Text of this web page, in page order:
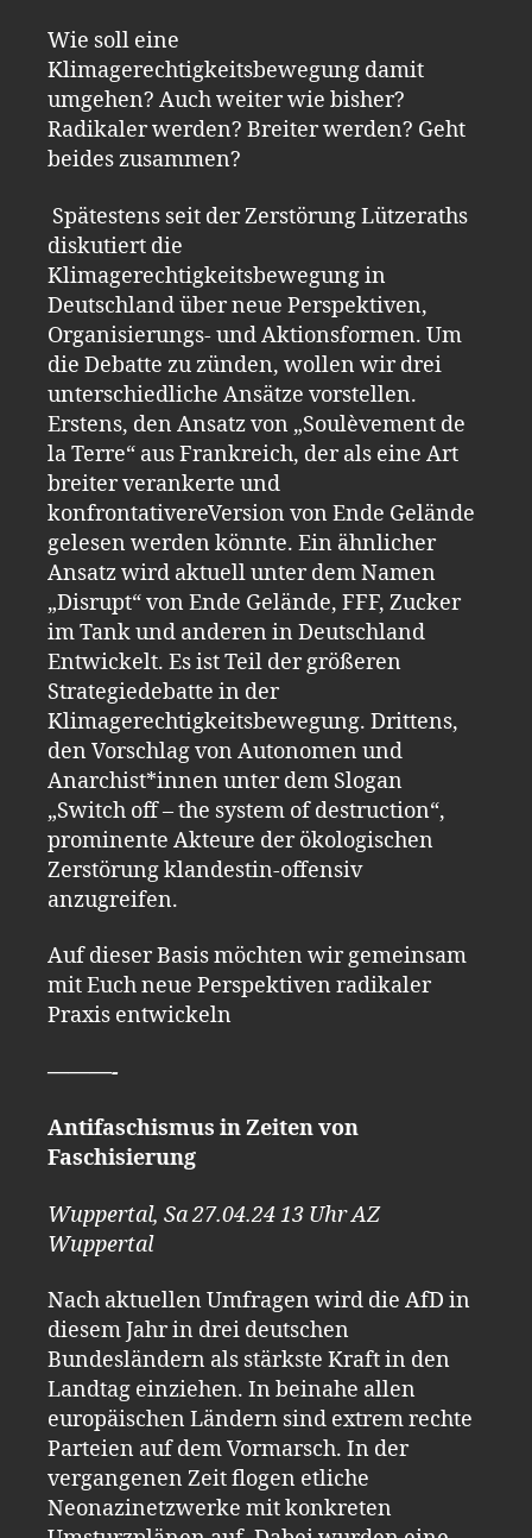
Wie soll eine
Klimagerechtigkeitsbewegung damit
umgehen? Auch weiter wie bisher?
Radikaler werden? Breiter werden? Geht
beides zusammen?
Spätestens seit der Zerstörung Lützeraths
diskutiert die
Klimagerechtigkeitsbewegung in
Deutschland über neue Perspektiven,
Organisierungs- und Aktionsformen. Um
die Debatte zu zünden, wollen wir drei
unterschiedliche Ansätze vorstellen.
Erstens, den Ansatz von „Soulèvement de
la Terre“ aus Frankreich, der als eine Art
breiter verankerte und
konfrontativereVersion von Ende Gelände
gelesen werden könnte. Ein ähnlicher
Ansatz wird aktuell unter dem Namen
„Disrupt“ von Ende Gelände, FFF, Zucker
im Tank und anderen in Deutschland
Entwickelt. Es ist Teil der größeren
Strategiedebatte in der
Klimagerechtigkeitsbewegung. Drittens,
den Vorschlag von Autonomen und
Anarchist*innen unter dem Slogan
„Switch off – the system of destruction“,
prominente Akteure der ökologischen
Zerstörung klandestin-offensiv
anzugreifen.
Auf dieser Basis möchten wir gemeinsam
mit Euch neue Perspektiven radikaler
Praxis entwickeln
———-
Antifaschismus in Zeiten von
Faschisierung
Wuppertal, Sa 27.04.24 13 Uhr AZ
Wuppertal
Nach aktuellen Umfragen wird die AfD in
diesem Jahr in drei deutschen
Bundesländern als stärkste Kraft in den
Landtag einziehen. In beinahe allen
europäischen Ländern sind extrem rechte
Parteien auf dem Vormarsch. In der
vergangenen Zeit flogen etliche
Neonazinetzwerke mit konkreten